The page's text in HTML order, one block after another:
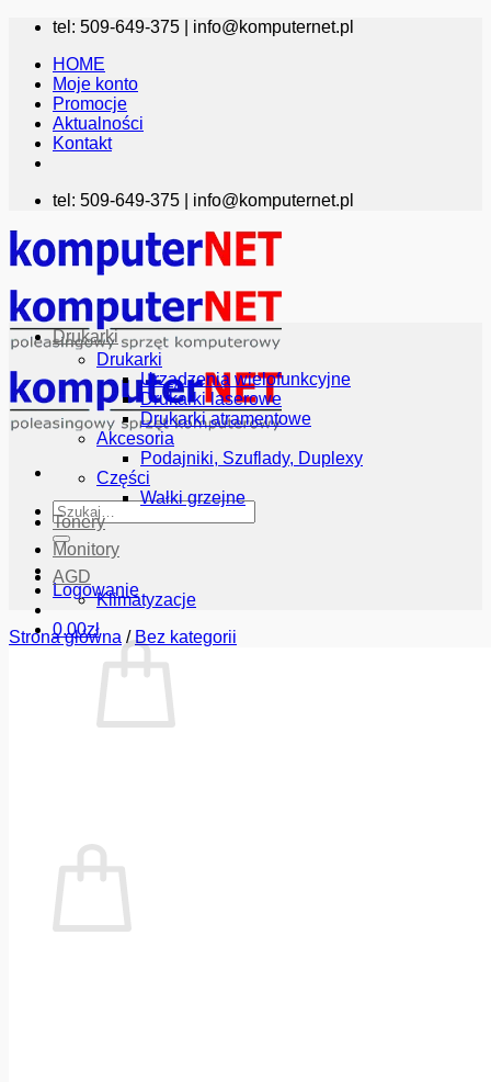
Przewiń
zawartości
tel: 509-649-375 | info@komputernet.pl
HOME
Moje konto
Promocje
Aktualności
Kontakt
tel: 509-649-375 | info@komputernet.pl
Szukaj:
Logowanie
0.00zł
Drukarki
Drukarki
Urządzenia wielofunkcyjne
Drukarki laserowe
Drukarki atramentowe
Akcesoria
Podajniki, Szuflady, Duplexy
Części
Wałki grzejne
Tonery
Monitory
AGD
Klimatyzacje
Strona główna / Bez kategorii